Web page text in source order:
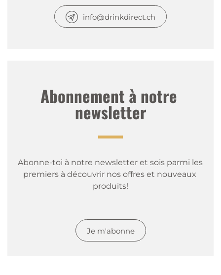
info@drinkdirect.ch
Abonnement à notre
newsletter
Abonne-toi à notre newsletter et sois parmi les
premiers à découvrir nos offres et nouveaux
produits!
Je m'abonne